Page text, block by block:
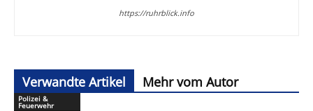
https://ruhrblick.info
Verwandte Artikel Mehr vom Autor
Polizei &
Feuerwehr